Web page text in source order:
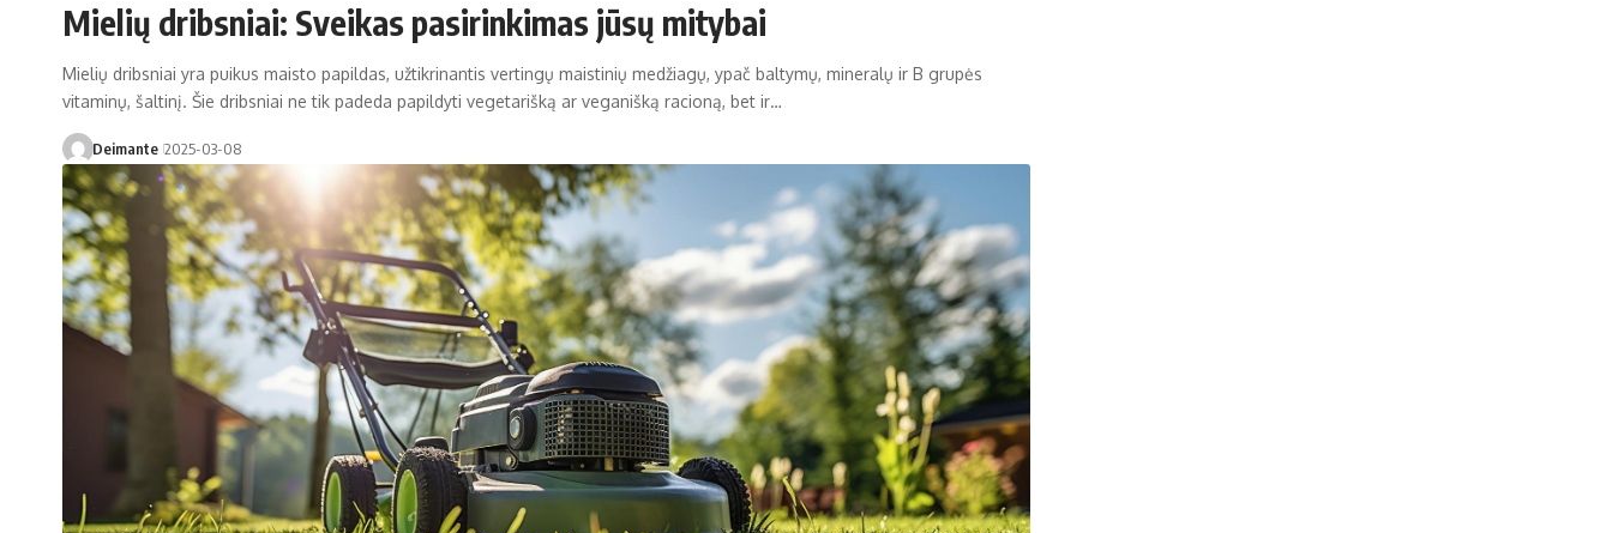
Mielių dribsniai: Sveikas pasirinkimas jūsų mitybai
Mielių dribsniai yra puikus maisto papildas, užtikrinantis vertingų maistinių medžiagų, ypač baltymų, mineralų ir B grupės
vitaminų, šaltinį. Šie dribsniai ne tik padeda papildyti vegetarišką ar veganišką racioną, bet ir…
Deimante 2025-03-08